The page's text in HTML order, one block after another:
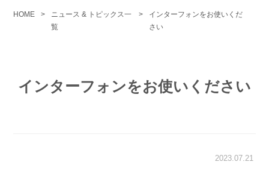
HOME >
ニュース & トピックス一
覧
>
インターフォンをお使いくだ
さい
インターフォンをお使いください
2023.07.21